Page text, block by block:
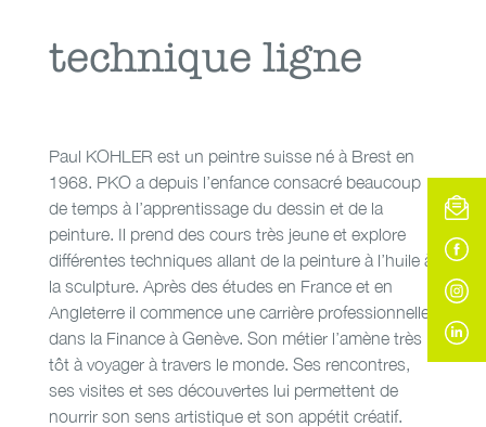
paul kohler
technique ligne
Paul KOHLER est un peintre suisse né à Brest en
1968. PKO a depuis l’enfance consacré beaucoup
de temps à l’apprentissage du dessin et de la
peinture. Il prend des cours très jeune et explore
différentes techniques allant de la peinture à l’huile à
la sculpture. Après des études en France et en
Angleterre il commence une carrière professionnelle
dans la Finance à Genève. Son métier l’amène très
tôt à voyager à travers le monde. Ses rencontres,
ses visites et ses découvertes lui permettent de
nourrir son sens artistique et son appétit créatif.